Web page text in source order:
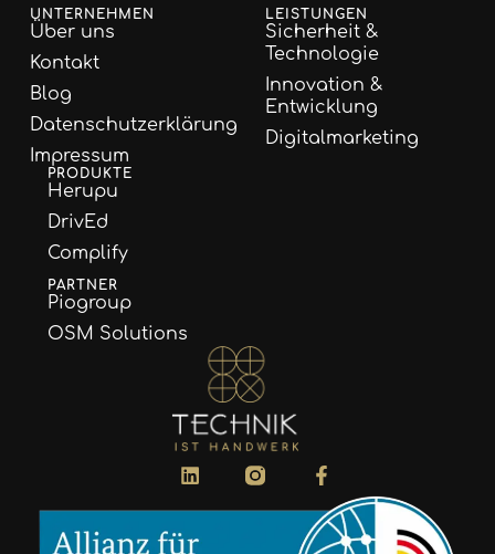
UNTERNEHMEN
Über uns
Kontakt
Blog
Datenschutzerklärung
Impressum
LEISTUNGEN
Sicherheit &
Technologie
Innovation &
Entwicklung
Digitalmarketing
PRODUKTE
Herupu
DrivEd
Complify
PARTNER
Piogroup
OSM Solutions